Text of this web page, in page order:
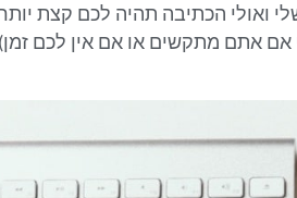
ואולי הכתיבה תהיה לכם קצת
אם אתם מתקשים או אם אין לכם זמן)